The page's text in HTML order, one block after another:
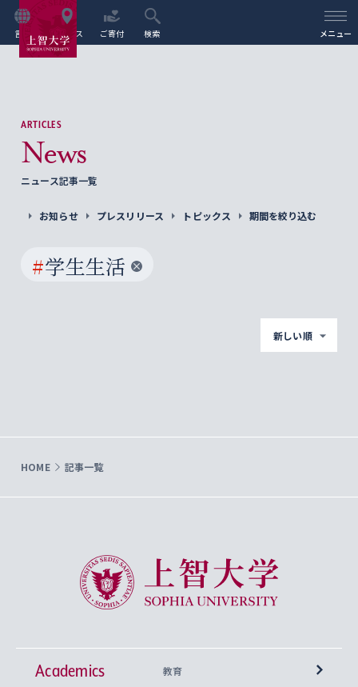
言語 アクセス ご寄付 検索 メニュー
ARTICLES
News
ニュース記事一覧
お知らせ プレスリリース トピックス 期間を絞り込む
#学生生活
新しい順
HOME 記事一覧
上智大学 Sophia University
Academics 教育